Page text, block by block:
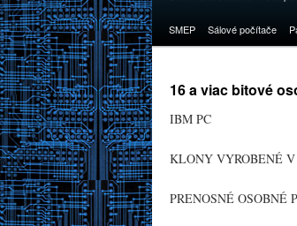
SMEP Sálové počítače
16 a viac bitové
IBM PC
KLONY VYROBENÉ V
PRENOSNÉ OSOBNÉ